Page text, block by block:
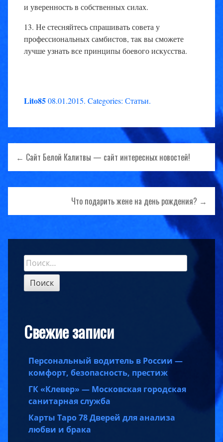
и уверенность в собственных силах.
13. Не стесняйтесь спрашивать совета у
профессиональных самбистов, так вы сможете
лучше узнать все принципы боевого искусства.
Lito8508.01.2015. Categories: Статьи.
Навигация
по
записям
← Сайт Белой Калитвы — сайт интересных новостей!
Что подарить жене на день рождения? →
Sidebar
Найти:
Свежие записи
Персональный водитель в России —
комфорт, безопасность, престиж
ГК «Клевер» — Московская городская
санитарная служба
Карты Таро 78 Дверей для анализа
любви и брака